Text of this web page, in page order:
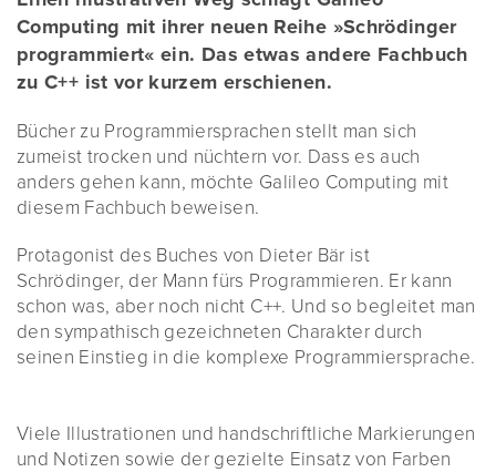
Computing mit ihrer neuen Reihe »Schrödinger
programmiert« ein. Das etwas andere Fachbuch
zu C++ ist vor kurzem erschienen.
Bücher zu Programmiersprachen stellt man sich
zumeist trocken und nüchtern vor. Dass es auch
anders gehen kann, möchte Galileo Computing mit
diesem Fachbuch beweisen.
Protagonist des Buches von Dieter Bär ist
Schrödinger, der Mann fürs Programmieren. Er kann
schon was, aber noch nicht C++. Und so begleitet man
den sympathisch gezeichneten Charakter durch
seinen Einstieg in die komplexe Programmiersprache.
Viele Illustrationen und handschriftliche Markierungen
und Notizen sowie der gezielte Einsatz von Farben